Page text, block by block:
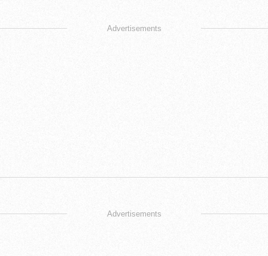
Advertisements
Advertisements